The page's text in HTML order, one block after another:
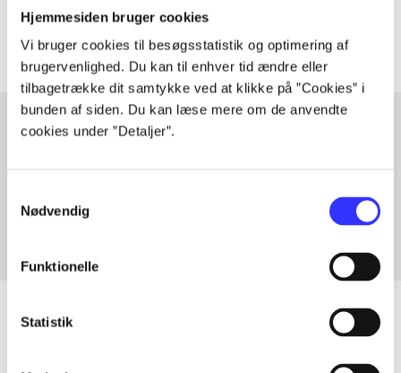
Hjemmesiden bruger cookies
Vi bruger cookies til besøgsstatistik og optimering af
brugervenlighed. Du kan til enhver tid ændre eller
tilbagetrække dit samtykke ved at klikke på ”Cookies” i
bunden af siden. Du kan læse mere om de anvendte
cookies under ”Detaljer”.
Nødvendig
Funktionelle
Statistik
Artiklerne i handler ofte om
Artikler